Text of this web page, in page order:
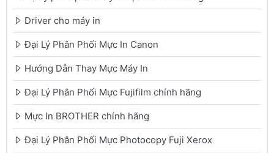
Driver cho máy in
Đại Lý Phân Phối Mực In Canon
Hướng Dẫn Thay Mực Máy In
Đại Lý Phân Phối Mực Fujifilm chính hãng
Mực In BROTHER chính hãng
Đại Lý Phân Phối Mực Photocopy Fuji Xerox